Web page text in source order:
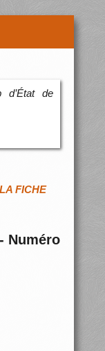
de
FICHE
Numéro